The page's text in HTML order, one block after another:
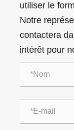
utiliser le
Notre
contactera
intérêt pour